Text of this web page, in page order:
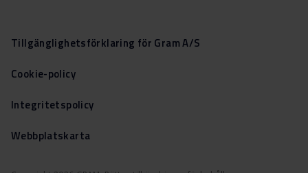
Tillgänglighetsförklaring för Gram A/S
Cookie-policy
Integritetspolicy
Webbplatskarta